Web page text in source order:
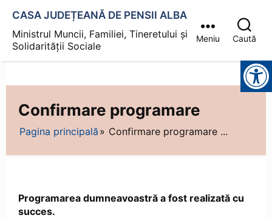
CASA JUDEȚEANĂ DE PENSII ALBA
Ministrul Muncii, Familiei, Tineretului și
Solidarității Sociale
Meniu Caută
Instrumente pentru accesibilitate
Confirmare programare
Pagina principală Confirmare programare ...
Programarea dumneavoastră a fost realizată cu
succes.